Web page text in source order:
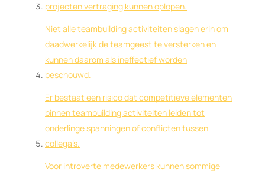
projecten vertraging kunnen oplopen.
Niet alle teambuilding activiteiten slagen erin om
daadwerkelijk de teamgeest te versterken en
kunnen daarom als ineffectief worden
beschouwd.
Er bestaat een risico dat competitieve elementen
binnen teambuilding activiteiten leiden tot
onderlinge spanningen of conflicten tussen
collega’s.
Voor introverte medewerkers kunnen sommige